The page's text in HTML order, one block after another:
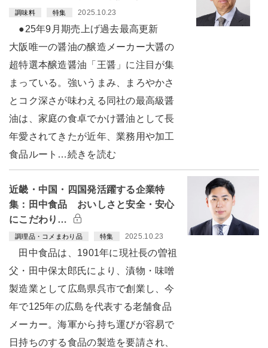
調味料 特集 2025.10.23
●25年9月期売上げ過去最高更新
大阪唯一の醤油の醸造メーカー大醤の
超特選本醸造醤油「王醤」に注目が集
まっている。強いうまみ、まろやかさ
とコク深さが味わえる同社の最高級醤
油は、家庭の食卓でかけ醤油として長
年愛されてきたが近年、業務用や加工
食品ルート…続きを読む
近畿・中国・四国発活躍する企業特
集：田中食品 おいしさと安全・安心
にこだわり…
調理品・コメまわり品 特集 2025.10.23
田中食品は、1901年に現社長の曽祖
父・田中保太郎氏により、漬物・味噌
製造業として広島県呉市で創業し、今
年で125年の広島を代表する老舗食品
メーカー。海軍から持ち運びが容易で
日持ちのする食品の製造を要請され、